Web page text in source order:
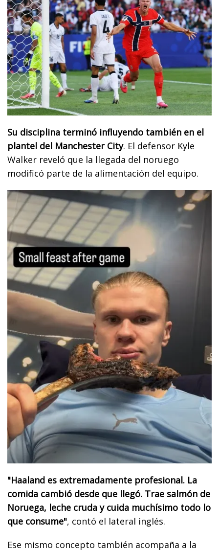
Su disciplina terminó influyendo también en el
plantel del Manchester City. El defensor Kyle
Walker reveló que la llegada del noruego
modificó parte de la alimentación del equipo.
"Haaland es extremadamente profesional. La
comida cambió desde que llegó. Trae salmón de
Noruega, leche cruda y cuida muchísimo todo lo
que consume", contó el lateral inglés.
Ese mismo concepto también acompaña a la